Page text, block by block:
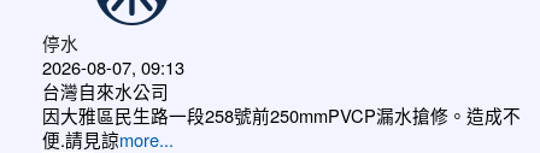
停水
2026-08-07, 09:13
台灣自來水公司
因大雅區民生路一段258號前250mmPVCP漏水搶修。造成不
便.請見諒more...